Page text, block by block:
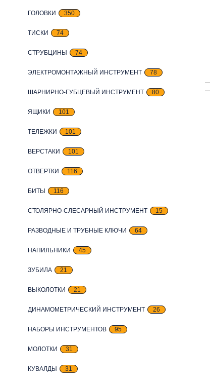
ГОЛОВКИ 350
ТИСКИ 74
СТРУБЦИНЫ 74
ЭЛЕКТРОМОНТАЖНЫЙ ИНСТРУМЕНТ 78
ШАРНИРНО-ГУБЦЕВЫЙ ИНСТРУМЕНТ 80
ЯЩИКИ 101
ТЕЛЕЖКИ 101
ВЕРСТАКИ 101
ОТВЕРТКИ 116
БИТЫ 116
СТОЛЯРНО-СЛЕСАРНЫЙ ИНСТРУМЕНТ 15
РАЗВОДНЫЕ И ТРУБНЫЕ КЛЮЧИ 64
НАПИЛЬНИКИ 45
ЗУБИЛА 21
ВЫКОЛОТКИ 21
ДИНАМОМЕТРИЧЕСКИЙ ИНСТРУМЕНТ 26
НАБОРЫ ИНСТРУМЕНТОВ 95
МОЛОТКИ 31
КУВАЛДЫ 31